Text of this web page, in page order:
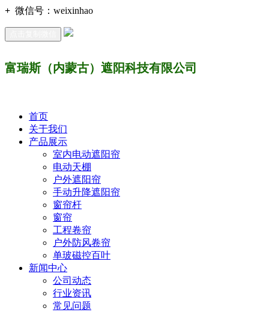
+ 微信号： weixinhao
富瑞斯（内蒙古）遮阳科技有限公司
首页
关于我们
产品展示
室内电动遮阳帘
电动天棚
户外遮阳帘
手动升降遮阳帘
窗帘杆
窗帘
工程卷帘
户外防风卷帘
单玻磁控百叶
新闻中心
公司动态
行业资讯
常见问题